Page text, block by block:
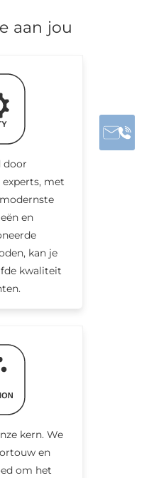
aan jou
door
met
en
kan je
kwaliteit
kern. We
en
om het